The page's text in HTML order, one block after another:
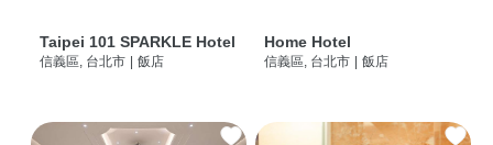
Taipei 101 SPARKLE Hotel
信義區, 台北市 飯店
Home Hotel
信義區, 台北市 飯店